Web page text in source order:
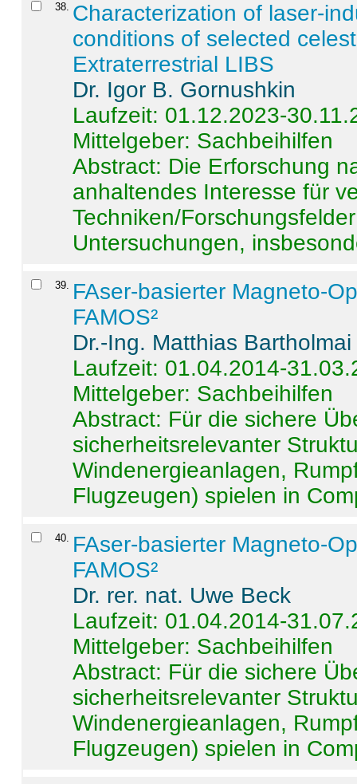
38. Characterization of laser-
conditions of selected
Extraterrestrial LIBS
Dr. Igor B. Gornushkin
Laufzeit: 01.12.2023-
Mittelgeber: Sachbeihilfen
Abstract: Die Erforschung
anhaltendes Interesse für
Techniken/
Untersuchungen,
39. FAser-basierter Magneto-
FAMOS²
Dr.-Ing. Matthias Bartholmai
Laufzeit: 01.04.2014-
Mittelgeber: Sachbeihilfen
Abstract: Für die sichere
sicherheitsrelevanter
Windenergieanlagen,
Flugzeugen) spielen in
40. FAser-basierter Magneto-
FAMOS²
Dr. rer. nat. Uwe Beck
Laufzeit: 01.04.2014-
Mittelgeber: Sachbeihilfen
Abstract: Für die sichere
sicherheitsrelevanter
Windenergieanlagen,
Flugzeugen) spielen in